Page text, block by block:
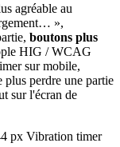
agréable au
»,
boutons plus
HIG / WCAG
sur mobile,
plus perdre une partie
sur l'écran de
px Vibration timer